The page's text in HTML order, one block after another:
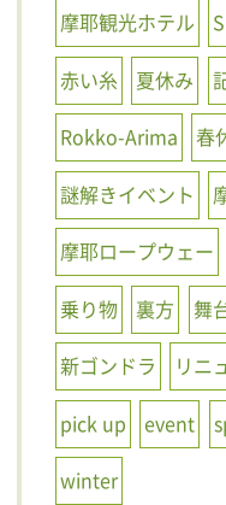
摩耶観光ホテル
赤い糸
夏休み
Rokko-Arima
春
謎解きイベント
摩耶ロープウェー
乗り物
裏方 舞
新ゴンドラ
リニ
pick up
event
winter